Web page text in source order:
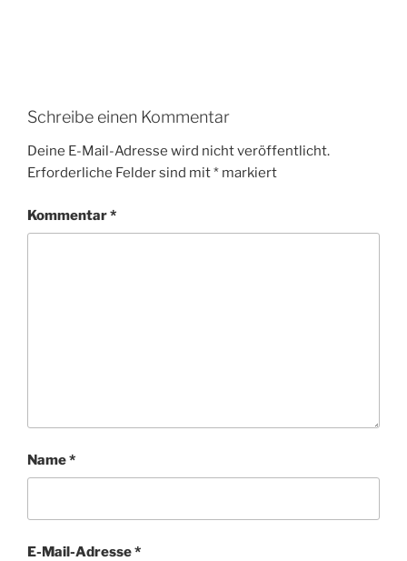
Schreibe einen Kommentar
Deine E-Mail-Adresse wird nicht veröffentlicht.
Erforderliche Felder sind mit* markiert
Kommentar*
Name*
E-Mail-Adresse*